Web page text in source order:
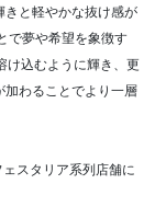
きと軽やかな抜け感が
で夢や希望を象徴す
け込むように輝き、更
加わることでより一層
スタリア系列店舗に